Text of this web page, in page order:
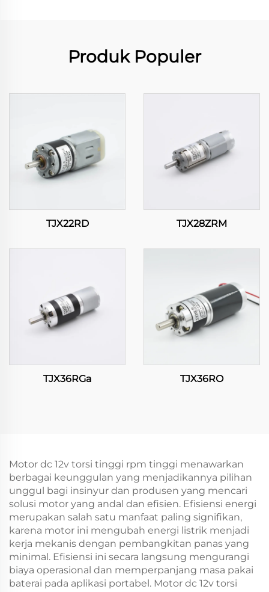
Produk Populer
TJX22RD TJX28ZRM
TJX36RGa TJX36RO
Motor dc 12v torsi tinggi rpm tinggi menawarkan
berbagai keunggulan yang menjadikannya pilihan
unggul bagi insinyur dan produsen yang mencari
solusi motor yang andal dan efisien. Efisiensi energi
merupakan salah satu manfaat paling signifikan,
karena motor ini mengubah energi listrik menjadi
kerja mekanis dengan pembangkitan panas yang
minimal. Efisiensi ini secara langsung mengurangi
biaya operasional dan memperpanjang masa pakai
baterai pada aplikasi portabel. Motor dc 12v torsi